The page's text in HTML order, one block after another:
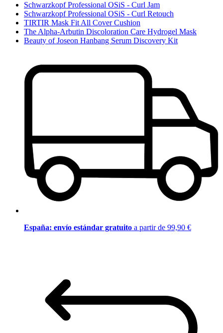
Schwarzkopf Professional OSiS - Curl Jam
Schwarzkopf Professional OSiS - Curl Retouch
TIRTIR Mask Fit All Cover Cushion
The Alpha-Arbutin Discoloration Care Hydrogel Mask
Beauty of Joseon Hanbang Serum Discovery Kit
España: envío estándar gratuito a partir de 99,90 €